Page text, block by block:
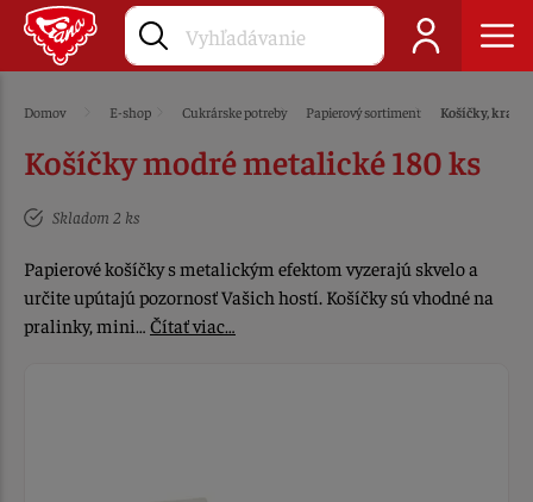
Domov E-shop Cukrárske potreby Papierový sortiment Košíčky, krajky
Košíčky modré metalické 180 ks
Skladom 2 ks
Papierové košíčky s metalickým efektom vyzerajú skvelo a
určite upútajú pozornosť Vašich hostí. Košíčky sú vhodné na
pralinky, mini… Čítať viac…